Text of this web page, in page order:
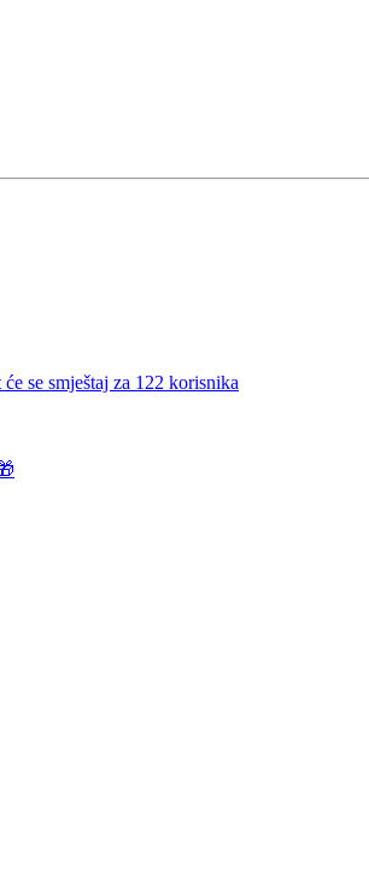
se smještaj za 122 korisnika